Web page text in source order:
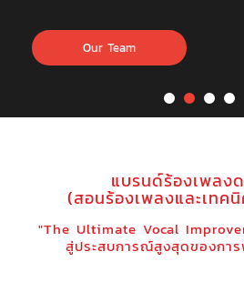
Our Team
แบรนด์ร้องเพลง
(สอนร้องเพลงและเทคนิ
"The Ultimate Vocal
สู่ประสบการณ์สูงสุดของกา